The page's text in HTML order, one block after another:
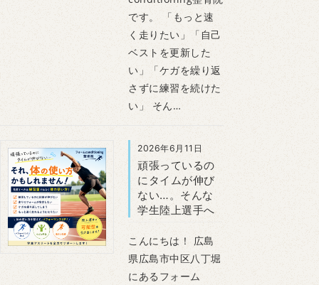
です。 「もっと速
く走りたい」「自己
ベストを更新した
い」「ケガを繰り返
さずに練習を続けた
い」 そん…
2026年6月11日
頑張っているの
にタイムが伸び
ない…。そんな
学生陸上選手へ
こんにちは！ 広島
県広島市中区八丁堀
にあるフォーム